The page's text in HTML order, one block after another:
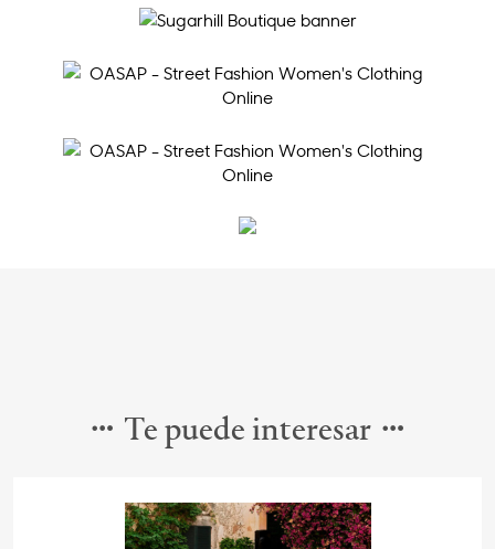
Te puede interesar